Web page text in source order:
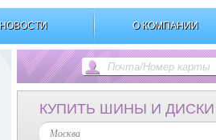
НОВОСТИ О КОМПАНИИ
КУПИТЬ ШИНЫ И ДИСКИ
Москва